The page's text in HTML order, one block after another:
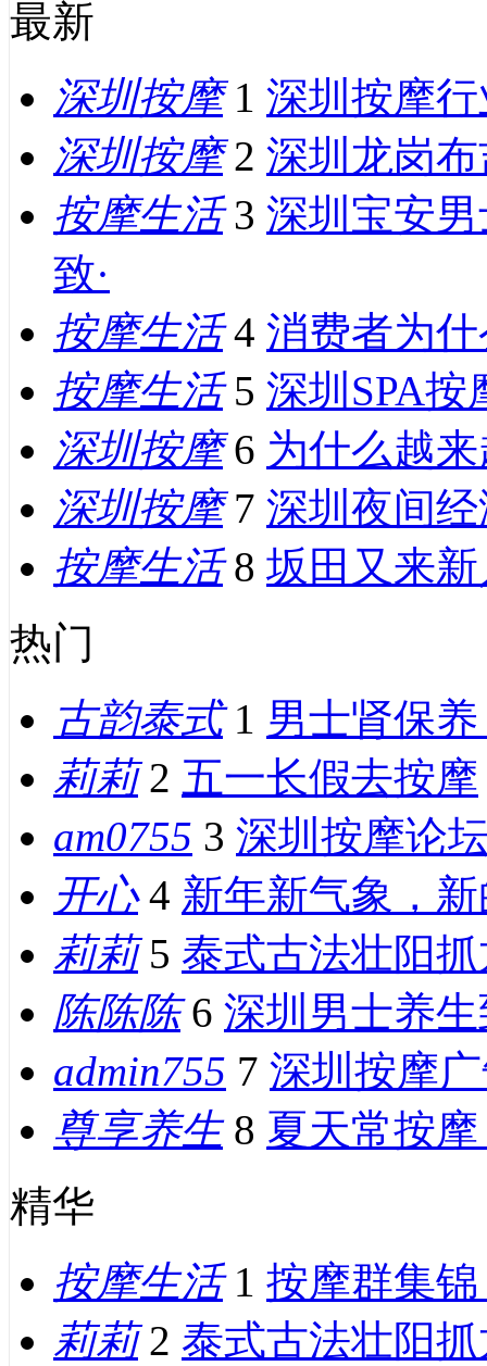
最新
深圳按摩 1 深圳按摩
深圳按摩 2 深圳龙岗
按摩生活 3 深圳宝安
致·
按摩生活 4 消费者为
按摩生活 5 深圳SPA
深圳按摩 6 为什么越
深圳按摩 7 深圳夜间
按摩生活 8 坂田又来
热门
古韵泰式 1 男士肾保
莉莉 2 五一长假去按摩
am0755 3 深圳按摩论
开心 4 新年新气象，
莉莉 5 泰式古法壮阳
陈陈陈 6 深圳男士养
admin755 7 深圳按摩
尊享养生 8 夏天常按
精华
按摩生活 1 按摩群集锦
莉莉 2 泰式古法壮阳